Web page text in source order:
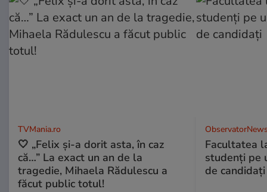
TVMania.ro
🤍 „Felix și-a dorit asta, în caz
că…” La exact un an de la
tragedie, Mihaela Rădulescu a
făcut public totul!
Facultatea
studenţi pe
de candidaţi